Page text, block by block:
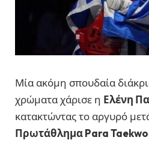
Μία ακόμη σπουδαία
χρώματα χάρισε η Ελένη
κατακτώντας το αργυρό
Πρωτάθλημα Para